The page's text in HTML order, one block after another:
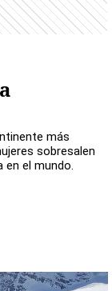
más
sobresalen
en el mundo.